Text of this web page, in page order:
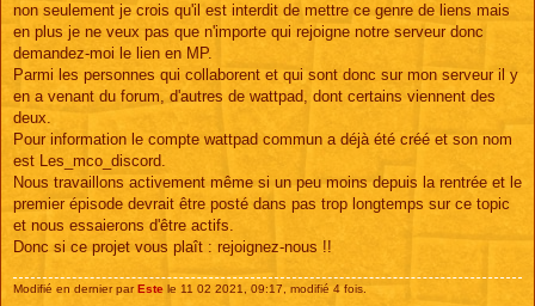
non seulement je crois qu'il est interdit de mettre ce genre de liens mais
en plus je ne veux pas que n'importe qui rejoigne notre serveur donc
demandez-moi le lien en MP.
Parmi les personnes qui collaborent et qui sont donc sur mon serveur il y
en a venant du forum, d'autres de wattpad, dont certains viennent des
deux.
Pour information le compte wattpad commun a déjà été créé et son nom
est Les_mco_discord.
Nous travaillons activement même si un peu moins depuis la rentrée et le
premier épisode devrait être posté dans pas trop longtemps sur ce topic
et nous essaierons d'être actifs.
Donc si ce projet vous plaît : rejoignez-nous !!
Modifié en dernier par Este le 11 02 2021, 09:17, modifié 4 fois.